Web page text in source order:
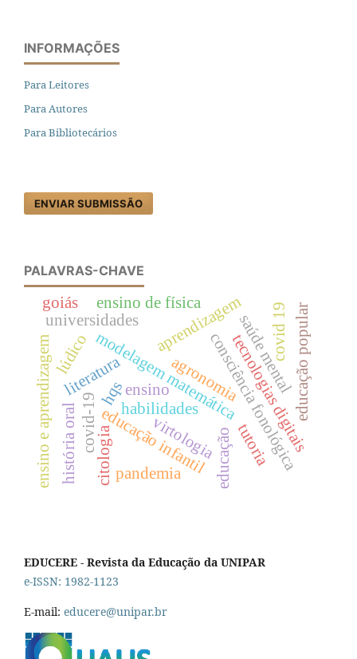
INFORMAÇÕES
Para Leitores
Para Autores
Para Bibliotecários
ENVIAR SUBMISSÃO
PALAVRAS-CHAVE
habilidades consciência fonológica
educação infantil
modelagem matemática
literatura ensino
aprendizagem
tecnologias digitais
ensino e aprendizagem
universidades
tutoria
covid-19
saúde mental
educação
virtologia
educação popular
lúdico
citologia
história oral
agronomia
hqs
ensino de física
pandemia
covid 19
goiás
EDUCERE - Revista da Educação da UNIPAR
e-ISSN: 1982-1123
E-mail: educere@unipar.br